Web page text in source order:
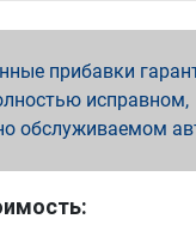
прибавки
исправном,
обслуживаемом